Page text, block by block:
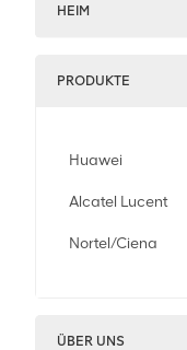
HEIM
PRODUKTE
Huawei
Alcatel Lucent
Nortel/Ciena
ÜBER UNS